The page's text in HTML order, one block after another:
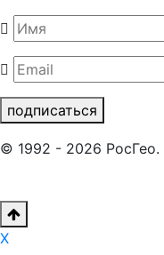
подписаться
© 1992 - 2026 РосГео.
X